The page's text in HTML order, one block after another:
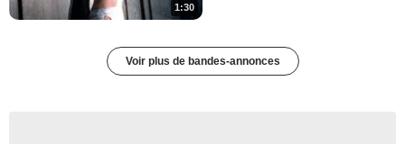
1:30
Voir plus de bandes-annonces